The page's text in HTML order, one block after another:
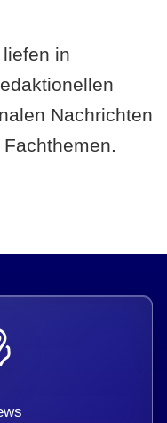
in
Nachrichten